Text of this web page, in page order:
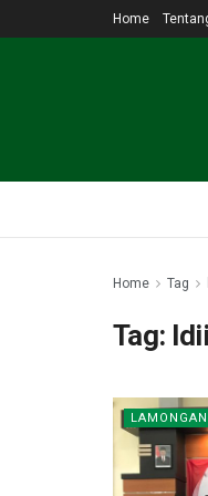
Home
Home Tag
Tag:
LAMONGAN